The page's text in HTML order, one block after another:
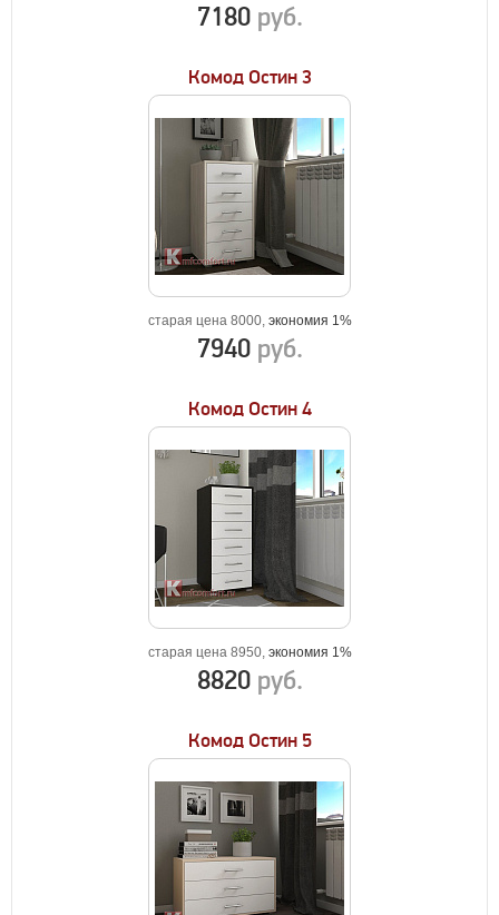
7180 руб.
Комод Остин 3
старая цена 8000, экономия 1%
7940 руб.
Комод Остин 4
старая цена 8950, экономия 1%
8820 руб.
Комод Остин 5